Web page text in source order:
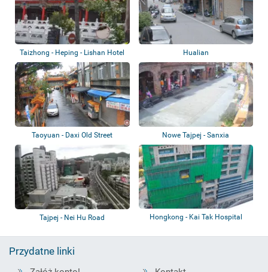
Taizhong - Heping - Lishan Hotel Hualian
Taoyuan - Daxi Old Street Nowe Tajpej - Sanxia
Tajpej - Nei Hu Road Hongkong - Kai Tak Hospital
Przydatne linki